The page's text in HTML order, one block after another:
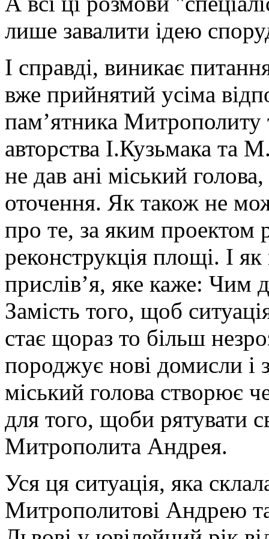
лише завалити ідею
І справді, виникає
вже прийнятий усіма
пам’ятника Митрополиту
авторства І.Кузьмака та
не дав ані міський
оточення. Як також не
про те, за яким проектом
реконструкція площі. І
прислів’я, яке каже: Чим
Замість того, щоб
стає щораз то більш
породжує нові домисли і
міський голова створює
для того, щоби рятувати
Митрополита Андрея.
Уся ця ситуація, яка
Митрополитові Андрею